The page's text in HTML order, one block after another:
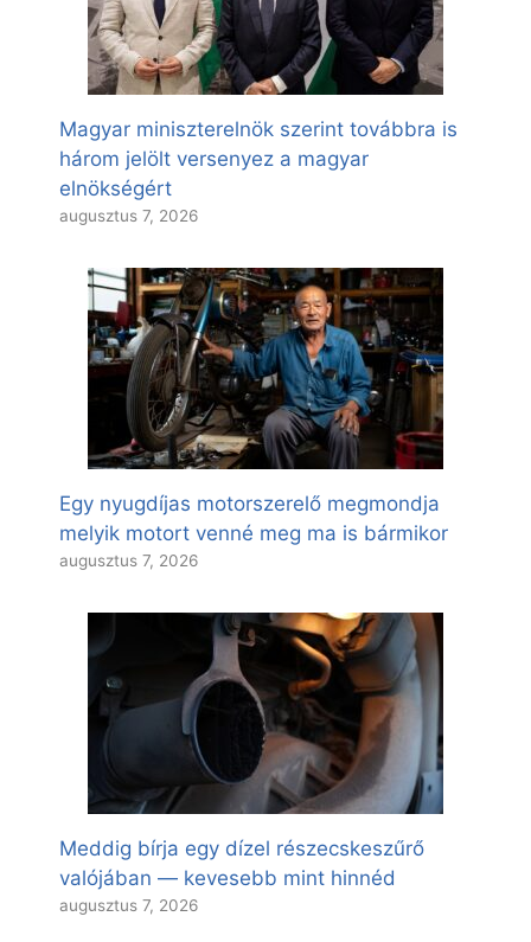
Magyar miniszterelnök szerint továbbra is
három jelölt versenyez a magyar
elnökségért
augusztus 7, 2026
Egy nyugdíjas motorszerelő megmondja
melyik motort venné meg ma is bármikor
augusztus 7, 2026
Meddig bírja egy dízel részecskeszűrő
valójában — kevesebb mint hinnéd
augusztus 7, 2026